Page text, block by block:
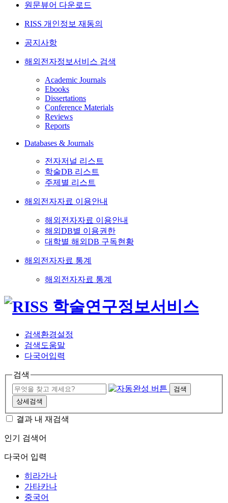
원문뷰어 다운로드
RISS 개인정보 재동의
공지사항
해외전자정보서비스 검색
Academic Journals
Ebooks
Dissertations
Conference Materials
Reviews
Reports
Databases & Journals
전자저널 리스트
학술DB 리스트
주제별 리스트
해외전자자료 이용안내
해외전자자료 이용안내
해외DB별 이용권한
대학별 해외DB 구독현황
해외전자자료 통계
해외전자자료 통계
검색환경설정
검색도움말
다국어입력
검색
검색
상세검색
결과 내 재검색
인기 검색어
다국어 입력
히라가나
가타카나
중국어